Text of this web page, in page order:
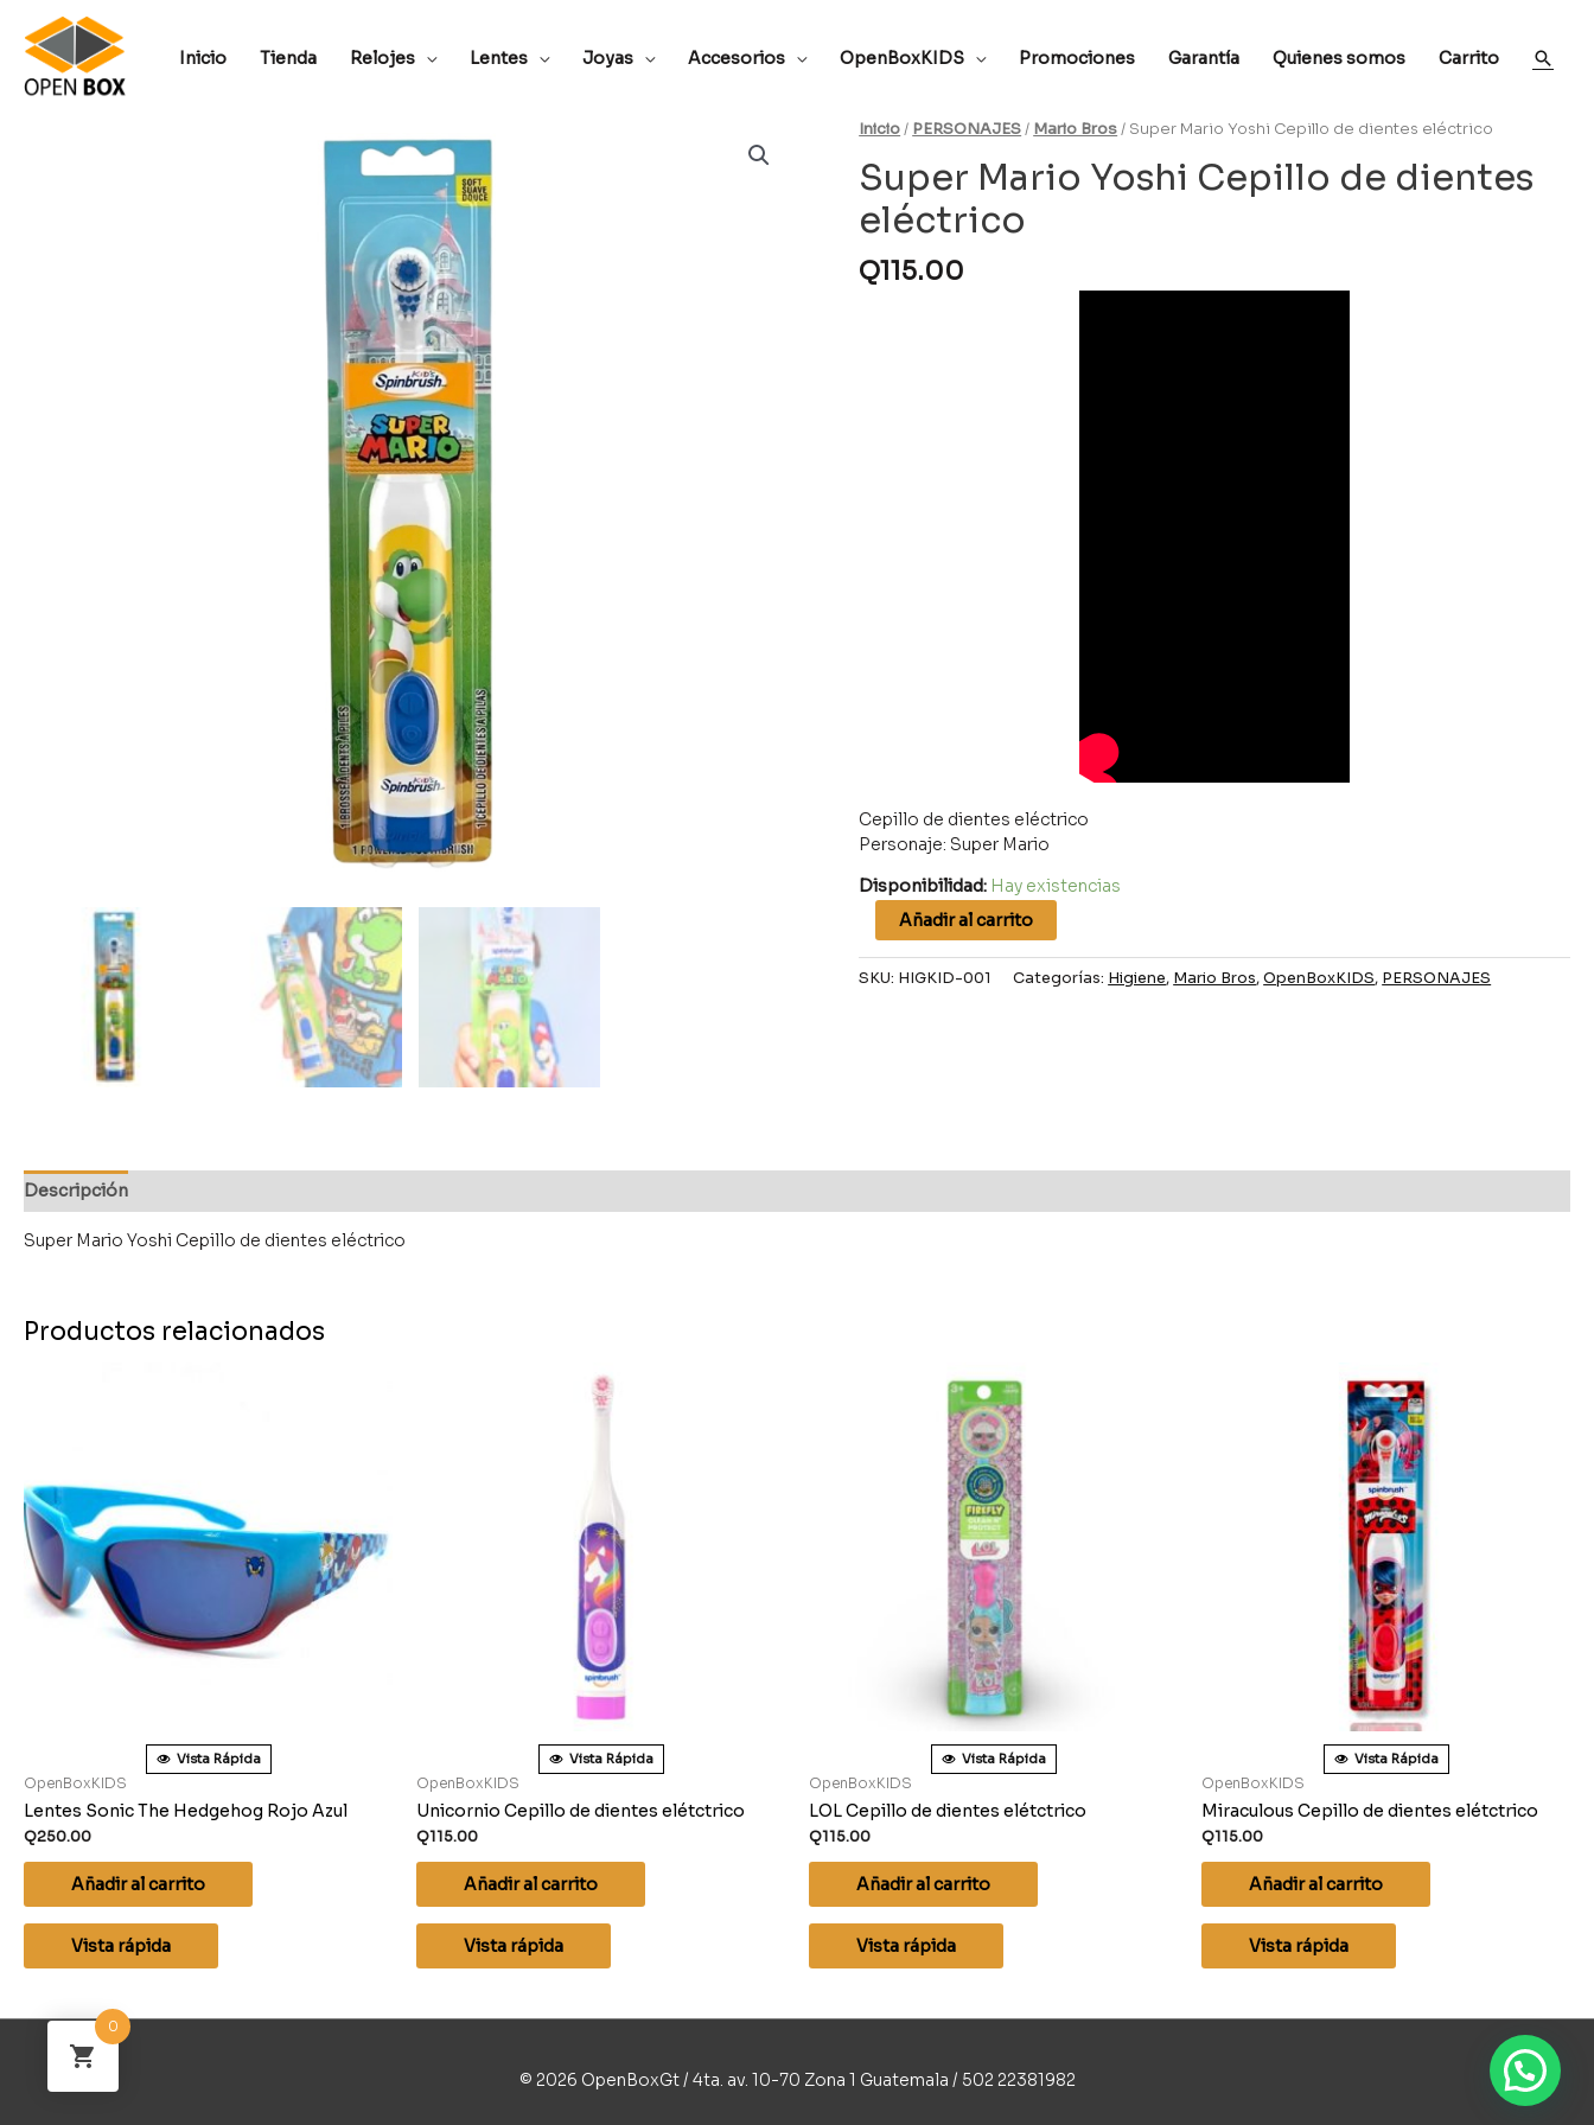
Inicio Tienda Relojes Lentes Joyas Accesorios OpenBoxKIDS Promociones Garantía Quienes somos Carrito
Inicio/ PERSONAJES/ Mario Bros/ Super Mario Yoshi Cepillo de dientes eléctrico
Super Mario Yoshi Cepillo de dientes
eléctrico
Q115.00
Cepillo de dientes eléctrico
Personaje: Super Mario
Disponibilidad: Hay existencias
Añadir al carrito
SKU: HIGKID-001 Categorías: Higiene, Mario Bros,OpenBoxKIDS, PERSONAJES
Descripción
Super Mario Yoshi Cepillo de dientes eléctrico
Productos relacionados
Vista Rápida
OpenBoxKIDS
Lentes Sonic The Hedgehog Rojo Azul
Q250.00
Añadir al carrito
Vista rápida
Vista Rápida
OpenBoxKIDS
Unicornio Cepillo de dientes elétctrico
Q115.00
Añadir al carrito
Vista rápida
Vista Rápida
OpenBoxKIDS
LOL Cepillo de dientes elétctrico
Q115.00
Añadir al carrito
Vista rápida
Vista Rápida
OpenBoxKIDS
Miraculous Cepillo de dientes elétctrico
Q115.00
Añadir al carrito
Vista rápida
© 2026 OpenBoxGt / 4ta. av. 10-70 Zona 1 Guatemala / 502 22381982
0